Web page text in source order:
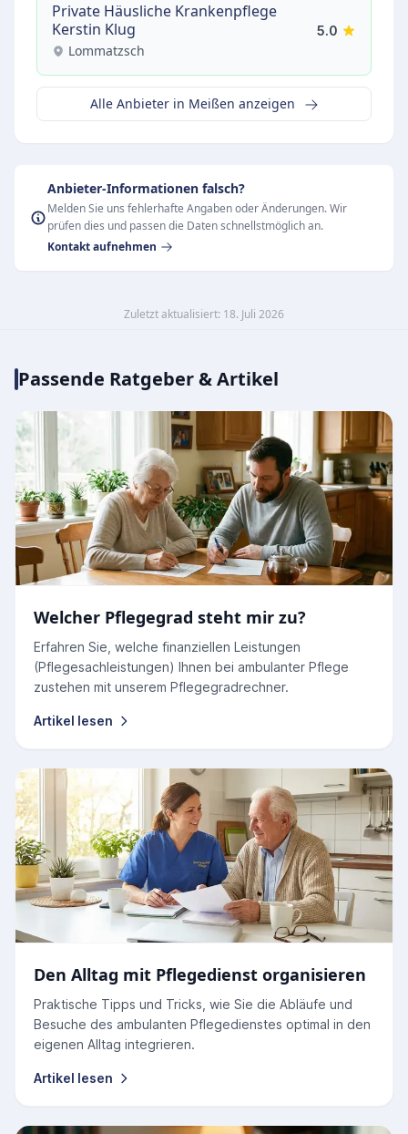
Private Häusliche Krankenpflege
Kerstin Klug
Lommatzsch
5.0
Alle Anbieter in Meißen anzeigen
Anbieter-Informationen falsch?
Melden Sie uns fehlerhafte Angaben oder Änderungen. Wir
prüfen dies und passen die Daten schnellstmöglich an.
Kontakt aufnehmen
Zuletzt aktualisiert: 18. Juli 2026
Passende Ratgeber & Artikel
Welcher Pflegegrad steht mir zu?
Erfahren Sie, welche finanziellen Leistungen
(Pflegesachleistungen) Ihnen bei ambulanter Pflege
zustehen mit unserem Pflegegradrechner.
Artikel lesen
Den Alltag mit Pflegedienst organisieren
Praktische Tipps und Tricks, wie Sie die Abläufe und
Besuche des ambulanten Pflegedienstes optimal in den
eigenen Alltag integrieren.
Artikel lesen